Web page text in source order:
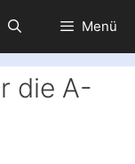
Menü
die A-